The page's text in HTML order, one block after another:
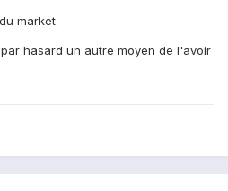
market.
hasard un autre moyen de l'avoir